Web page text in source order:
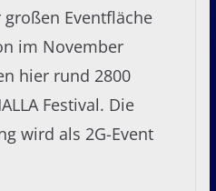
Eventfläche
im November
hier rund 2800
Festival. Die
wird als 2G-Event